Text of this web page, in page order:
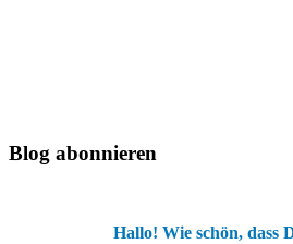
Blog abonnieren
Hallo! Wie schön, dass